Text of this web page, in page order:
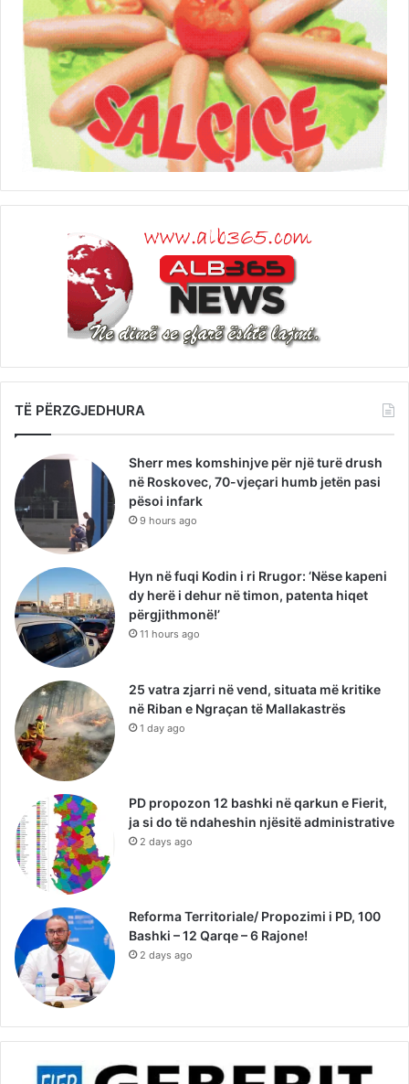
TË PËRZGJEDHURA
Sherr mes komshinjve për një turë drush
në Roskovec, 70-vjeçari humb jetën pasi
pësoi infark
9 hours ago
Hyn në fuqi Kodin i ri Rrugor: ‘Nëse kapeni
dy herë i dehur në timon, patenta hiqet
përgjithmonë!’
11 hours ago
25 vatra zjarri në vend, situata më kritike
në Riban e Ngraçan të Mallakastrës
1 day ago
PD propozon 12 bashki në qarkun e Fierit,
ja si do të ndaheshin njësitë administrative
2 days ago
Reforma Territoriale/ Propozimi i PD, 100
Bashki – 12 Qarqe – 6 Rajone!
2 days ago